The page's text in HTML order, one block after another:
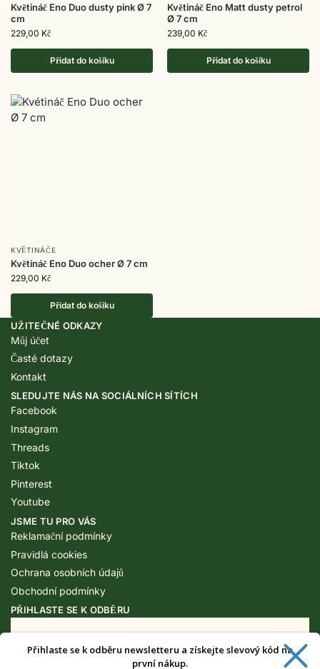
Květináč Eno Duo dusty pink Ø 7
cm
229,00 Kč
Přidat do košíku
Květináč Eno Matt dusty petrol
Ø 7 cm
239,00 Kč
Přidat do košíku
KVĚTINÁČE
Květináč Eno Duo ocher Ø 7 cm
229,00 Kč
Přidat do košíku
UŽITEČNÉ ODKAZY
Můj účet
Časté dotazy
Kontakt
SLEDUJTE NÁS NA SOCIÁLNÍCH SÍTÍCH
Facebook
Instagram
Threads
Tiktok
Pinterest
Youtube
JSME TU PRO VÁS
Reklamační podmínky
Pravidlá cookies
Ochrana osobních údajů
Obchodní podmínky
PŘIHLASTE SE K ODBĚRU
Získejte speciální výhody pouze pro
Přihlaste se k odběru newsletteru a získejte slevový kód na
první nákup.